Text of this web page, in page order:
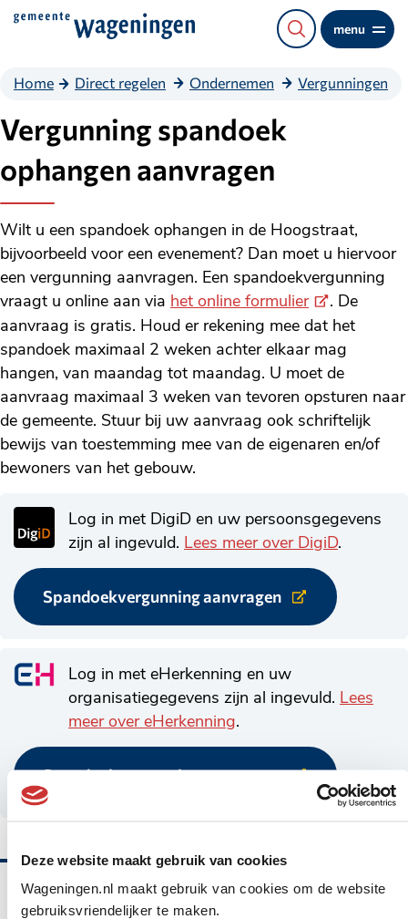
Deze website maakt gebruik van cookies
Wageningen.nl maakt gebruik van cookies om de website
gebruiksvriendelijker te maken.
Direct
content
menu
Home Direct regelen Ondernemen Vergunningen
Vergunning spandoek
ophangen aanvragen
Wilt u een spandoek ophangen in de Hoogstraat,
bijvoorbeeld voor een evenement? Dan moet u hiervoor
een vergunning aanvragen. Een spandoekvergunning
vraagt u online aan via het online formulier(Externe
link)
. De
aanvraag is gratis. Houd er rekening mee dat het
spandoek maximaal 2 weken achter elkaar mag
hangen, van maandag tot maandag. U moet de
aanvraag maximaal 3 weken van tevoren opsturen naar
de gemeente. Stuur bij uw aanvraag ook schriftelijk
bewijs van toestemming mee van de eigenaren en/of
bewoners van het gebouw.
Log in met DigiD en uw persoonsgegevens
zijn al ingevuld. Lees meer over DigiD.
Spandoekvergunning aanvragen
Link
Log in met eHerkenning en uw
organisatiegegevens zijn al ingevuld. Lees
meer over eHerkenning.
Spandoekvergunning aanvragen
Belangrijke